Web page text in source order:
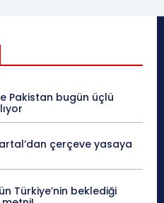
Pakistan bugün üçlü
çerçeve yasaya
Türkiye’nin beklediği